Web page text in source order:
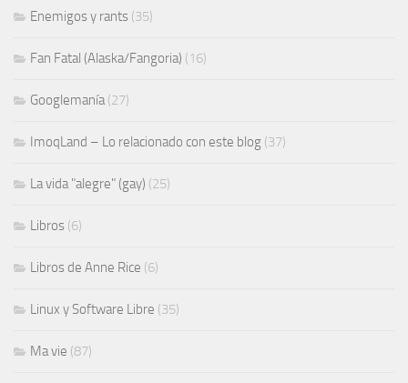
Enemigos y rants (35)
Fan Fatal (Alaska/Fangoria) (16)
Googlemanía(27)
ImoqLand – Lo relacionado con este blog (37)
La vida "alegre" (gay) (25)
Libros (6)
Libros de Anne Rice (6)
Linux y Software Libre (35)
Ma vie (87)